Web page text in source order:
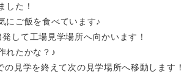
した！
にご飯を食べています♪
して工場見学場所へ向かいます！
れたかな？♪
見学を終えて次の見学場所へ移動します！